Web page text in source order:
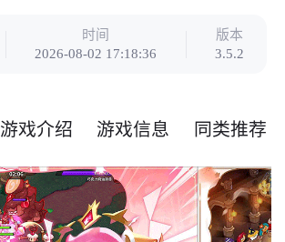
时间
2026-08-02 17:18:36
版本
3.5.2
游戏介绍 游戏信息 同类推荐